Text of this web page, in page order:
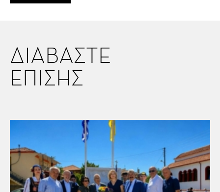
ΔΙΑΒΑΣΤΕ
ΕΠΙΣΗΣ